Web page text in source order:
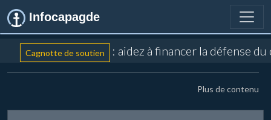
Infocapagde
Cagnotte de soutien : aidez à financer la défense
Plus de contenu